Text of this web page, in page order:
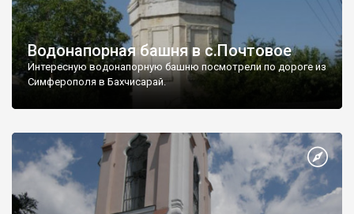
Водонапорная башня в с.Почтовое
Интересную водонапорную башню посмотрели по дороге из
Симферополя в Бахчисарай.